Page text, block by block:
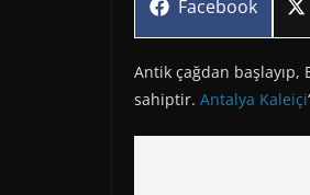
Share
Facebook
Antik çağdan
sahiptir. Antalya Kaleiçi